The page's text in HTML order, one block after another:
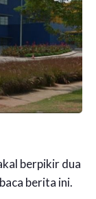
berpikir dua
berita ini.